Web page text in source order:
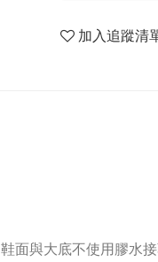
加入追蹤清
鞋面與大底不使用膠水